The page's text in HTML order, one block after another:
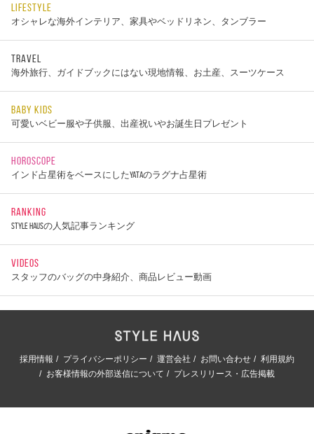
LIFESTYLE
オシャレな海外インテリア、家具やベッドリネン、タンブラー
TRAVEL
海外旅行、ガイドブックにはない現地情報、お土産、スーツケース
BABY KIDS
可愛いベビー服や子供服、出産祝いやお誕生日プレゼント
HOROSCOPE
インド占星術をベースにしたYATAのラグナ占星術
RANKING
STYLE HAUSの人気記事ランキング
VIDEOS
スタッフのバッグの中身紹介、商品レビュー動画
採用情報 プライバシーポリシー 運営会社 お問い合わせ
利用規約
お客様情報の外部送信について
プレスリリース・広告掲載